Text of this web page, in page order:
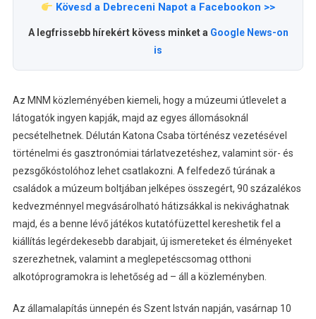
Kövesd a Debreceni Napot a Facebookon >>
A legfrissebb hírekért kövess minket a Google News-on
is
Az MNM közleményében kiemeli, hogy a múzeumi útlevelet a
látogatók ingyen kapják, majd az egyes állomásoknál
pecsételhetnek. Délután Katona Csaba történész vezetésével
történelmi és gasztronómiai tárlatvezetéshez, valamint sör- és
pezsgőkóstolóhoz lehet csatlakozni. A felfedező túrának a
családok a múzeum boltjában jelképes összegért, 90 százalékos
kedvezménnyel megvásárolható hátizsákkal is nekivághatnak
majd, és a benne lévő játékos kutatófüzettel kereshetik fel a
kiállítás legérdekesebb darabjait, új ismereteket és élményeket
szerezhetnek, valamint a meglepetéscsomag otthoni
alkotóprogramokra is lehetőség ad – áll a közleményben.
Az államalapítás ünnepén és Szent István napján, vasárnap 10